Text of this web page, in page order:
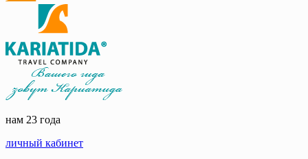
нам 23 года
личный кабинет